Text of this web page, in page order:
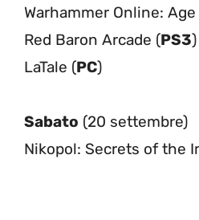
Warhammer Online:
Red Baron Arcade (PS3)
LaTale (PC)
Sabato (20 settembre)
Nikopol: Secrets of the